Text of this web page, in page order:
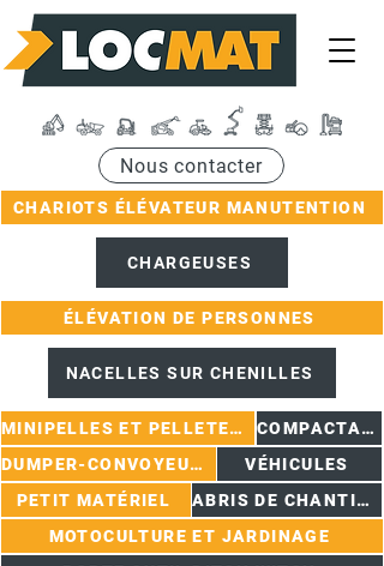
CHARIOTS ÉLÉVATEUR MANUTENTION
ÉLÉVATION DE PERSONNES
MINIPELLES ET PELLETEUSES
COMPACTAGE
DUMPER-CONVOYEURS
VÉHICULES
PETIT MATÉRIEL
ABRIS DE CHANTIER
MOTOCULTURE ET JARDINAGE
Nous contacter
NACELLES SUR CHENILLES
CHARGEUSES